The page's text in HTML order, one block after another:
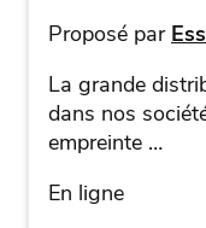
Proposé par
La grande
dans nos
empreinte …
En ligne